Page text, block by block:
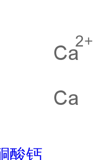
酸钙